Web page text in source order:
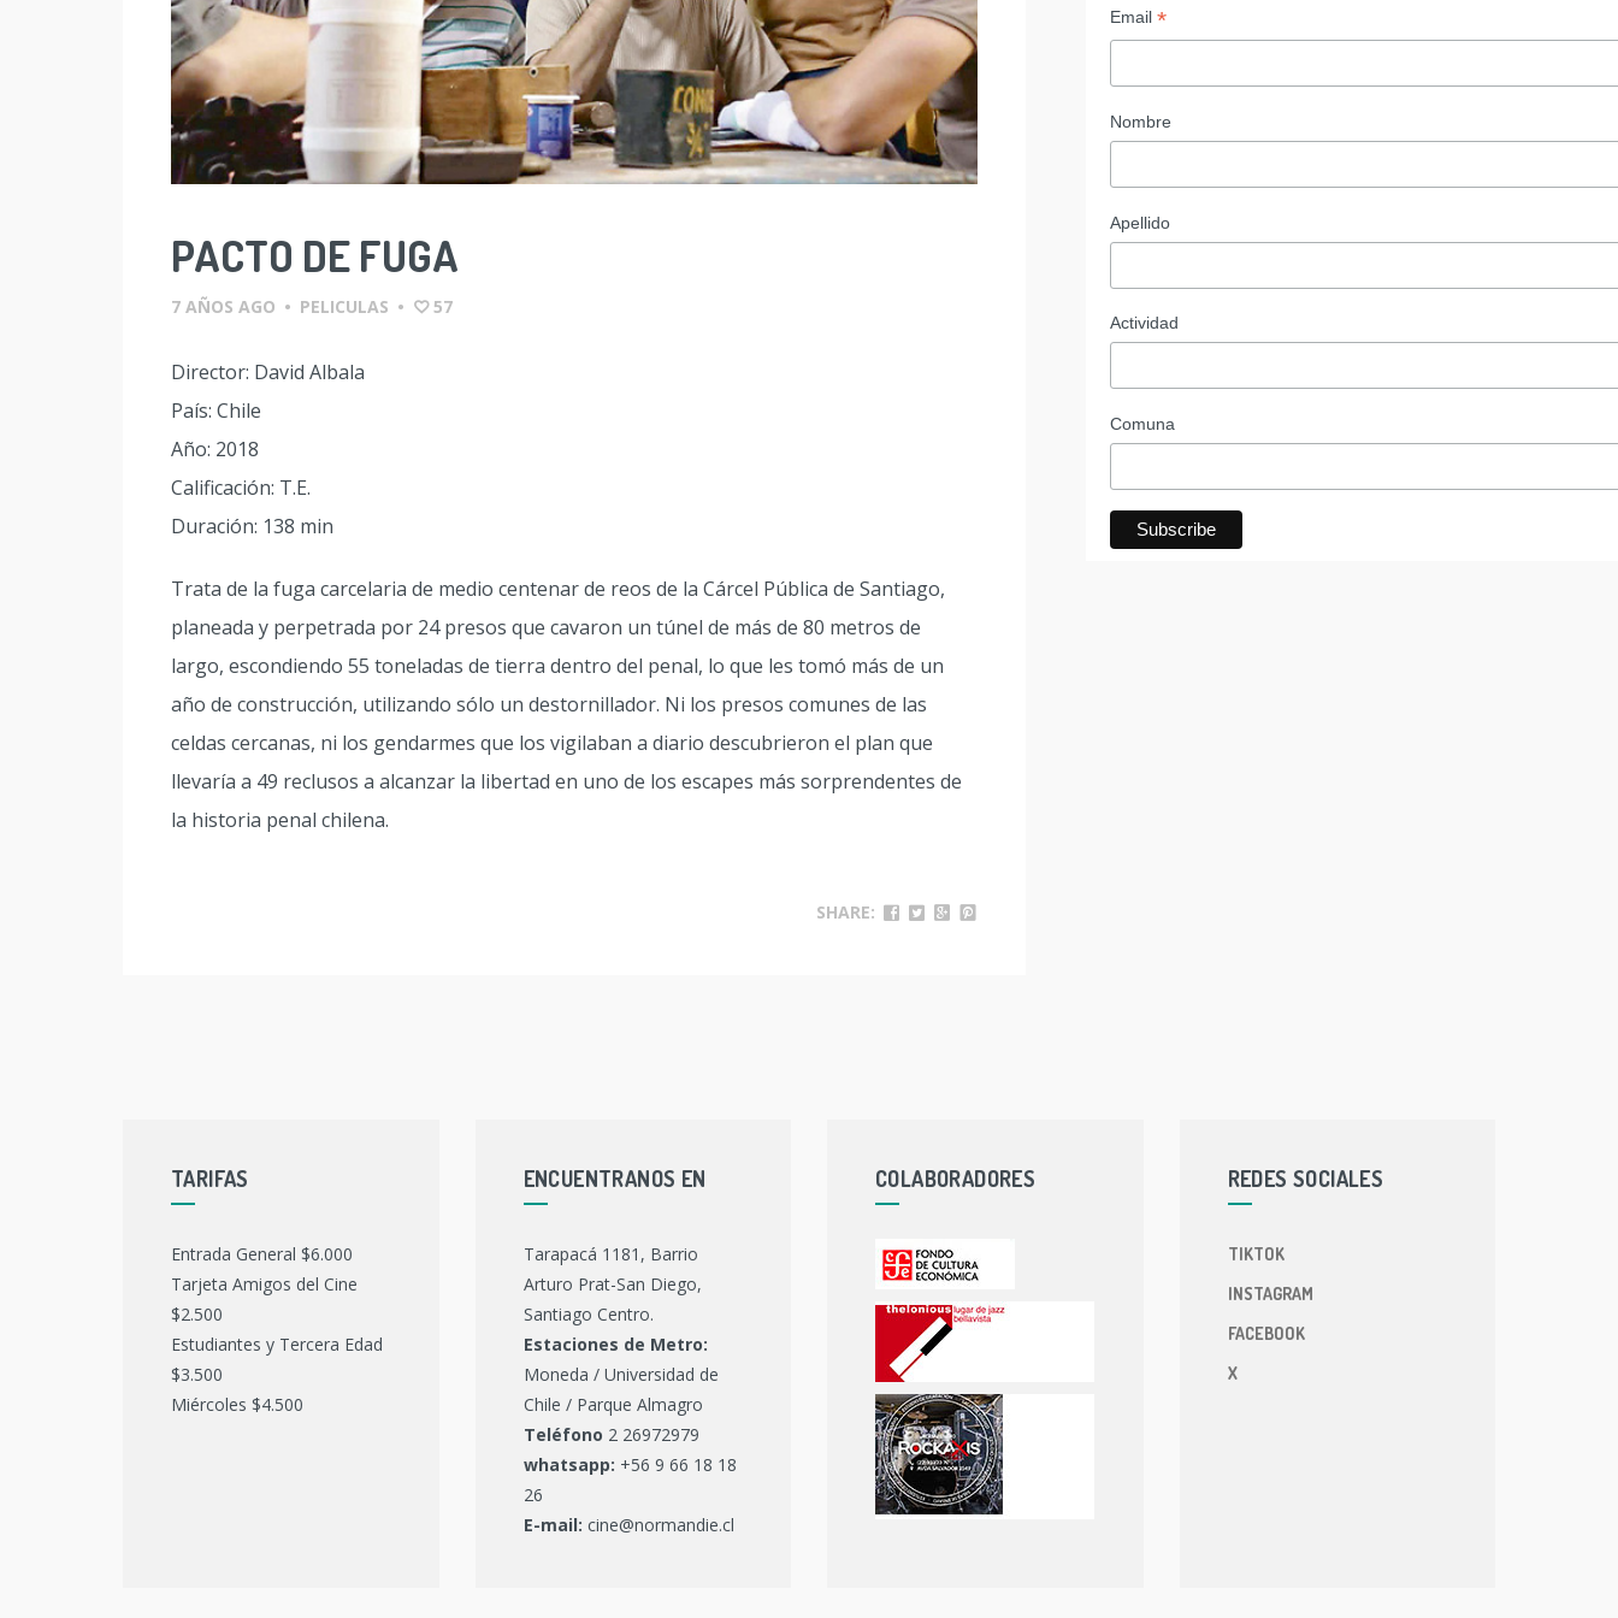
PACTO DE FUGA
7 AÑOS AGO • PELICULAS • 57
Director: David Albala
País: Chile
Año: 2018
Calificación: T.E.
Duración: 138 min
Trata de la fuga carcelaria de medio centenar de reos de la Cárcel Pública de Santiago,
planeada y perpetrada por 24 presos que cavaron un túnel de más de 80 metros de
largo, escondiendo 55 toneladas de tierra dentro del penal, lo que les tomó más de un
año de construcción, utilizando sólo un destornillador. Ni los presos comunes de las
celdas cercanas, ni los gendarmes que los vigilaban a diario descubrieron el plan que
llevaría a 49 reclusos a alcanzar la libertad en uno de los escapes más sorprendentes de
la historia penal chilena.
SHARE:
Email *
Nombre
Apellido
Actividad
Comuna
TARIFAS
Entrada General $6.000
Tarjeta Amigos del Cine
$2.500
Estudiantes y Tercera Edad
$3.500
Miércoles $4.500
ENCUENTRANOS EN
Tarapacá 1181, Barrio
Arturo Prat-San Diego,
Santiago Centro.
Estaciones de Metro:
Moneda / Universidad de
Chile / Parque Almagro
Teléfono 2 26972979
whatsapp: +56 9 66 18 18
26
E-mail: cine@normandie.cl
COLABORADORES REDES SOCIALES
TIKTOK
INSTAGRAM
FACEBOOK
X